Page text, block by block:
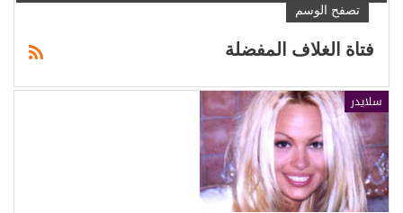
تصفح الوسم
فتاة الغلاف المفضلة
سلايدر